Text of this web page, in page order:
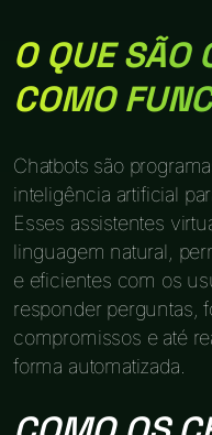
O QUE SÃO
COMO
Chatbots são
inteligência artificial
Esses assistentes
linguagem natural,
e eficientes com os
responder perguntas,
compromissos e até
forma automatizada.